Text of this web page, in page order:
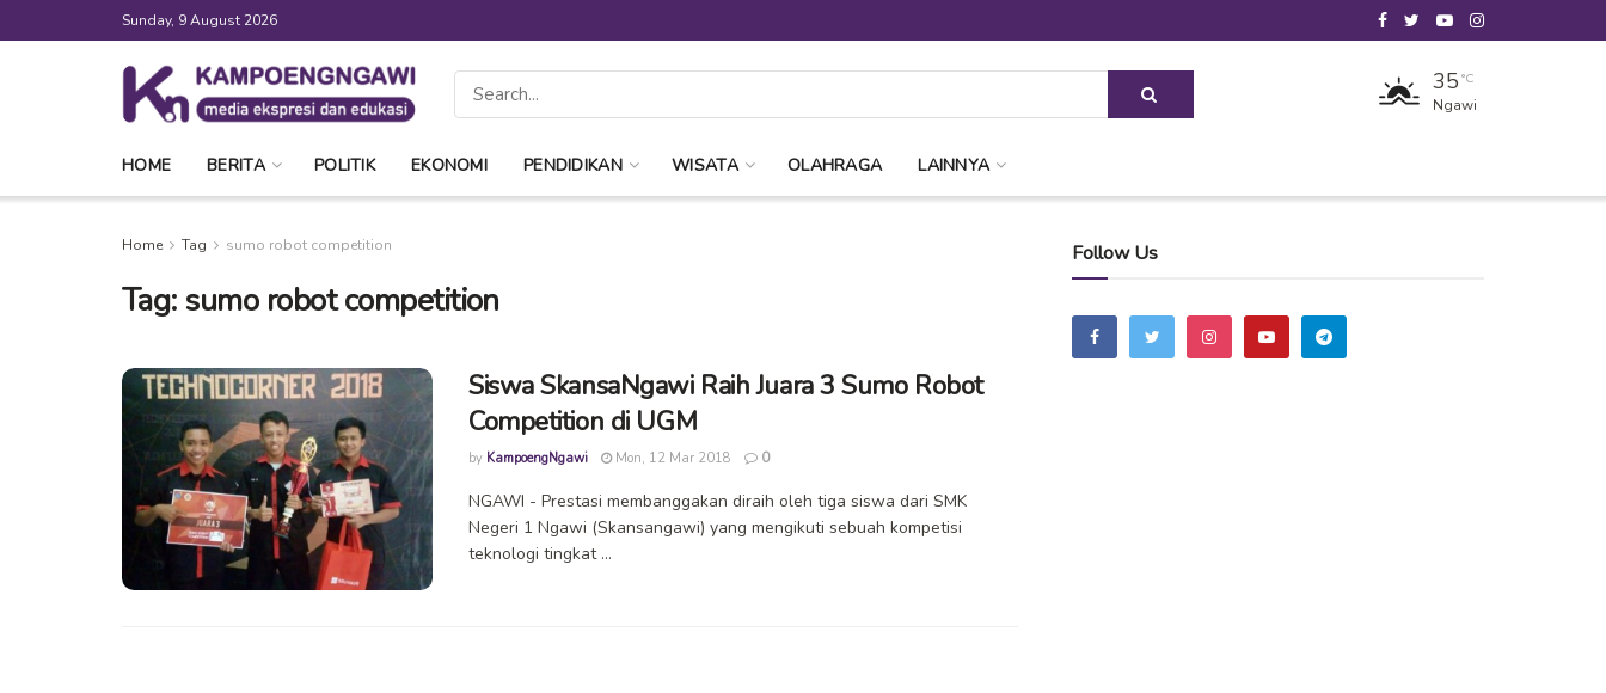
Sunday, 9 August 2026
35 °C
Ngawi
HOME BERITA POLITIK EKONOMI PENDIDIKAN WISATA OLAHRAGA LAINNYA
Home Tag sumo robot competition
Tag: sumo robot competition
Siswa SkansaNgawi Raih Juara 3 Sumo Robot
Competition di UGM
by KampoengNgawi Mon, 12 Mar 2018 0
NGAWI - Prestasi membanggakan diraih oleh tiga siswa dari SMK
Negeri 1 Ngawi (Skansangawi) yang mengikuti sebuah kompetisi
teknologi tingkat ...
Follow Us